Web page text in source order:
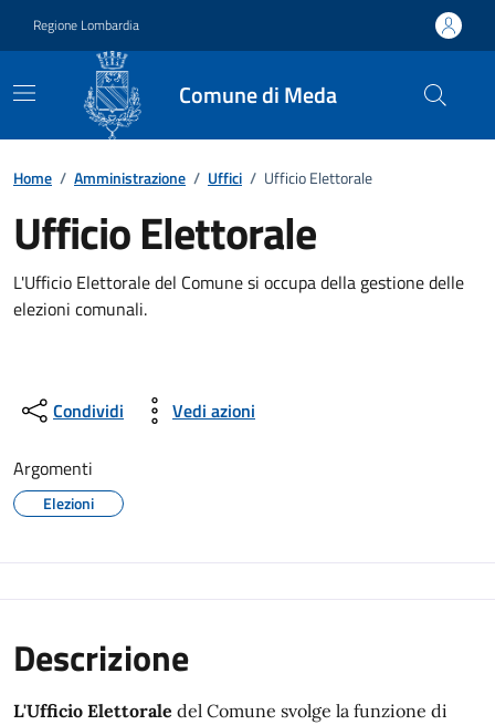
Regione Lombardia
Comune di Meda
Dettagli dell'ufficio
Home / Amministrazione / Uffici / Ufficio Elettorale
Ufficio Elettorale
L'Ufficio Elettorale del Comune si occupa della gestione delle
elezioni comunali.
Condividi Vedi azioni
Argomenti
Elezioni
Descrizione
L'Ufficio Elettorale del Comune svolge la funzione di